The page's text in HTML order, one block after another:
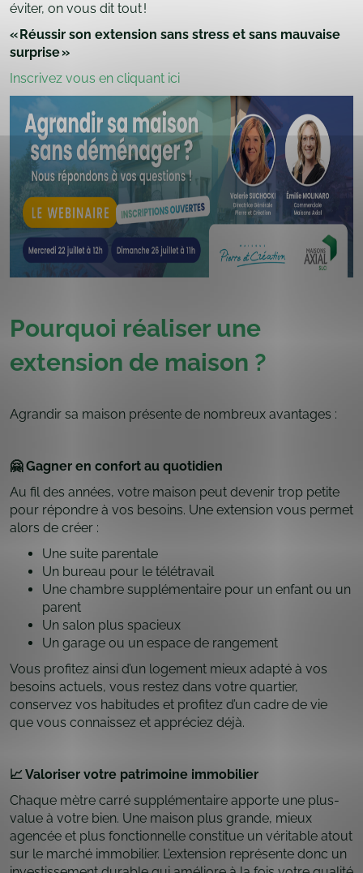
éviter, on vous dit tout !
« Réussir son extension sans stress et sans mauvaise
surprise »
Inscrivez vous en cliquant ici
Pourquoi réaliser une
extension de maison ?
Agrandir sa maison présente de nombreux avantages :
🤗 Gagner en confort au quotidien
Au fil des années, votre maison peut devenir trop petite
pour répondre à vos besoins. Une extension vous permet
alors de créer :
Une suite parentale
Un bureau pour le télétravail
Une chambre supplémentaire pour un enfant ou un
parent
Un salon plus spacieux
Un garage ou un espace de rangement
Vous profitez ainsi d’un logement mieux adapté à vos
besoins actuels, vous restez dans votre quartier,
conservez vos habitudes et profitez d’un cadre de vie
que vous connaissez et appréciez déjà.
📈 Valoriser votre patrimoine immobilier
Chaque mètre carré supplémentaire apporte une plus-
value à votre bien. Une maison plus grande, mieux
agencée et plus fonctionnelle constitue un véritable atout
sur le marché immobilier. L’extension représente donc un